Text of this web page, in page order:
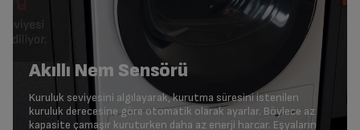
Akıllı Nem Sensörü
Kuruluk seviyesini algılayarak, kurutma süresini istenilen
kuruluk derecesine göre otomatik olarak ayarlar. Böylece az
kapasite çamaşır kuruturken daha az enerji harcar. Eşyaların